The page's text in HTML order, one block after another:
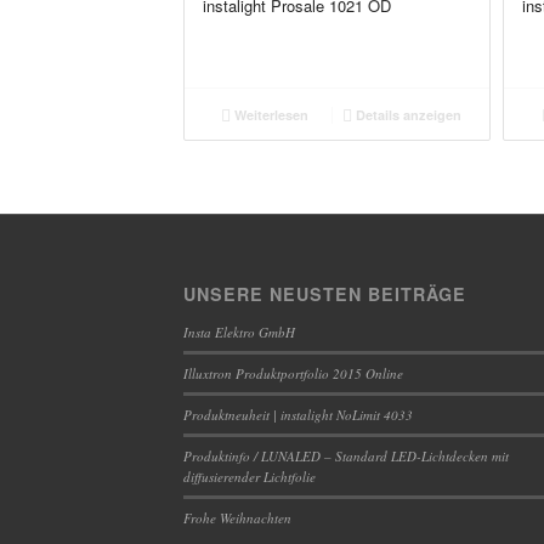
instalight Prosale 1021 OD
Weiterlesen Details anzeigen
UNSERE NEUSTEN BEITRÄGE
Insta Elektro GmbH
Illuxtron Produktportfolio 2015 Online
Produktneuheit | instalight NoLimit 4033
Produktinfo / LUNALED – Standard LED-Lichtdecken mit
diffusierender Lichtfolie
Frohe Weihnachten